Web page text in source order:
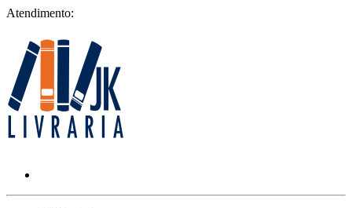
Atendimento: